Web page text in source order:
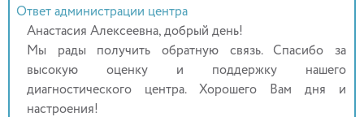
Ответ администрации центра
Анастасия Алексеевна, добрый день!
Мы рады получить обратную связь. Спасибо за
высокую оценку и поддержку нашего
диагностического центра. Хорошего Вам дня и
настроения!